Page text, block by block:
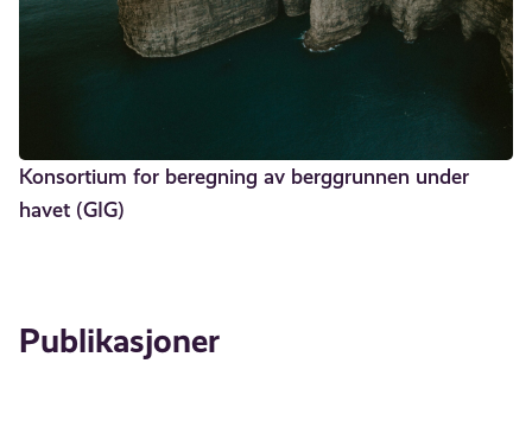
Konsortium for beregning av berggrunnen under
havet (GIG)
Publikasjoner